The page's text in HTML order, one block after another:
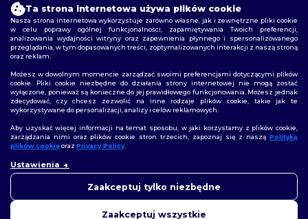
Warunki i Zasady|Polityka niestandardowa|polityka prywatności
Polityka plików cookie|Mapa strony
Ta strona internetowa używa plików cookie
Nasza strona internetowa wykorzystuje zarówno własne, jak i zewnętrzne pliki cookie
w celu poprawy ogólnej funkcjonalności, zapamiętywania Twoich preferencji,
analizowania wydajności witryny oraz zapewnienia płynnego i spersonalizowanego
przeglądania, w tym dopasowanych treści, zoptymalizowanych interakcji z naszą stroną
oraz reklam.
Możesz w dowolnym momencie zarządzać swoimi preferencjami dotyczącymi plików
cookie. Pliki cookie niezbędne do działania strony internetowej nie mogą zostać
wyłączone, ponieważ są konieczne do jej prawidłowego funkcjonowania. Możesz jednak
zdecydować, czy chcesz zezwolić na inne rodzaje plików cookie, takie jak te
wykorzystywane do personalizacji, analizy i celów reklamowych.
Aby uzyskać więcej informacji na temat sposobu, w jaki korzystamy z plików cookie,
zarządzania nimi oraz plików cookie stron trzecich, zapoznaj się z naszą Polityką
plików cookieoraz Privacy Policy.
Ustawienia
Zaakceptuj tylko niezbędne
Zaakceptuj wszystkie
skontaktować się z nami w
chatbot jest tutaj, aby Ci pomóc.